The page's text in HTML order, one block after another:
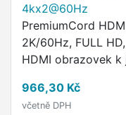
4kx2@60Hz
PremiumCord
2K/60Hz, FULL
HDMI obrazovek k
Vstup: 1 x HDMI …
966,30 Kč
včetně DPH